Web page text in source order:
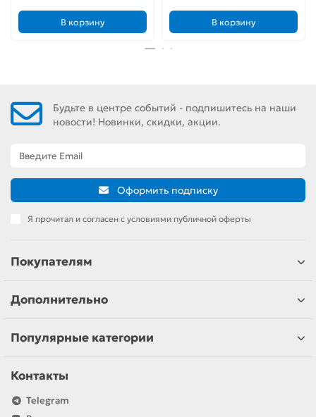
В корзину В корзину
Будьте в центре событий - подпишитесь на наши
новости! Новинки, скидки, акции.
Оформить подписку
Я прочитал и согласен с условиями публичной оферты
Покупателям
Дополнительно
Популярные категории
Контакты
Telegram